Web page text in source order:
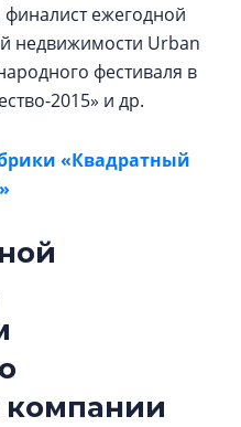
финалист ежегодной
недвижимости Urban
фестиваля в
2015» и др.
«Квадратный
компании